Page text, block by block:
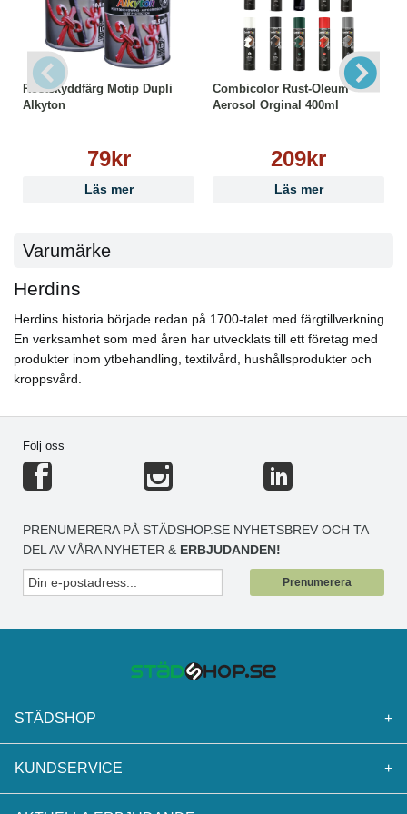
Rostskyddfärg Motip Dupli
Alkyton
79kr
Läs mer
Combicolor Rust-Oleum
Aerosol Orginal 400ml
209kr
Läs mer
Varumärke
Herdins
Herdins historia började redan på 1700-talet med färgtillverkning.
En verksamhet som med åren har utvecklats till ett företag med
produkter inom ytbehandling, textilvård, hushållsprodukter och
kroppsvård.
Följ oss
PRENUMERERA PÅ STÄDSHOP.SE NYHETSBREV OCH TA
DEL AV VÅRA NYHETER & ERBJUDANDEN!
Prenumerera
STÄDSHOP +
KUNDSERVICE +